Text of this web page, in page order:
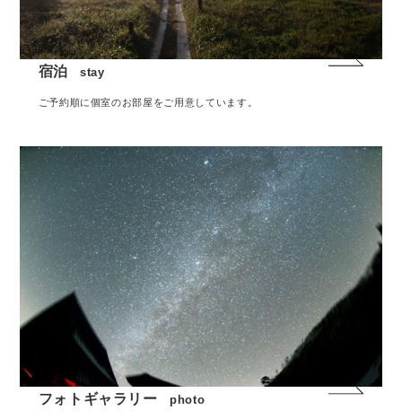
宿泊 stay
ご予約順に個室のお部屋をご用意しています。
フォトギャラリー photo